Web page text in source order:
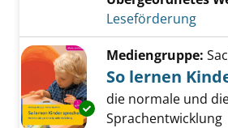
Leseförderung
Exemplar-Details von
Mediengruppe:
So lernen
die normale und
Sprachentwicklung